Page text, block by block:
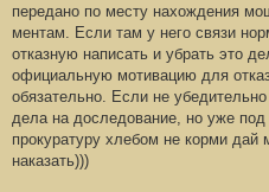
передано по месту нахождения
ментам. Если там у него связи
отказную написать и убрать это
официальную мотивацию для
обязательно. Если не
дела на доследование, но уже
прокуратуру хлебом не корми дай
наказать)))